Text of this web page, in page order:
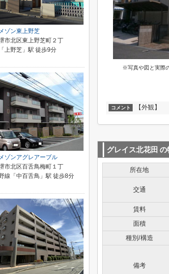
※写真や図と実際
コメント 【外観】
グレイス北花田 の
所在地
交通
賃料
面積
種別/構造
備考
ゾン東上野芝
市北区東上野芝町２丁
上野芝」駅 徒歩9分
ゾンアグレアーブル
市北区百舌鳥梅町１丁
線「中百舌鳥」駅 徒歩8分